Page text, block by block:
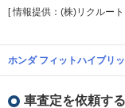
[ 情報提供：(株)リクルー
ホンダ フィットハイブリ
車査定を依頼する